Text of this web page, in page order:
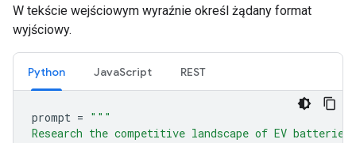
W tekście wejściowym wyraźnie określ żądany format
wyjściowy.
Python JavaScript REST
prompt = """
Research the competitive landscape of EV batteries.